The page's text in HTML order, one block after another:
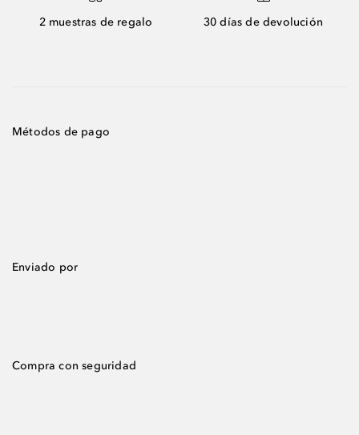
2 muestras de regalo 30 días de devolución
Métodos de pago
Enviado por
Compra con seguridad